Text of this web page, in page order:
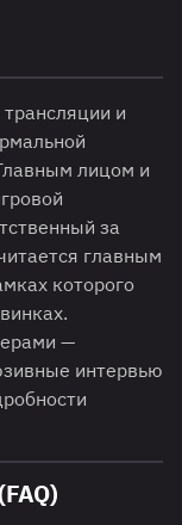
трансляции и
лицом и
за
главным
которого
—
интервью